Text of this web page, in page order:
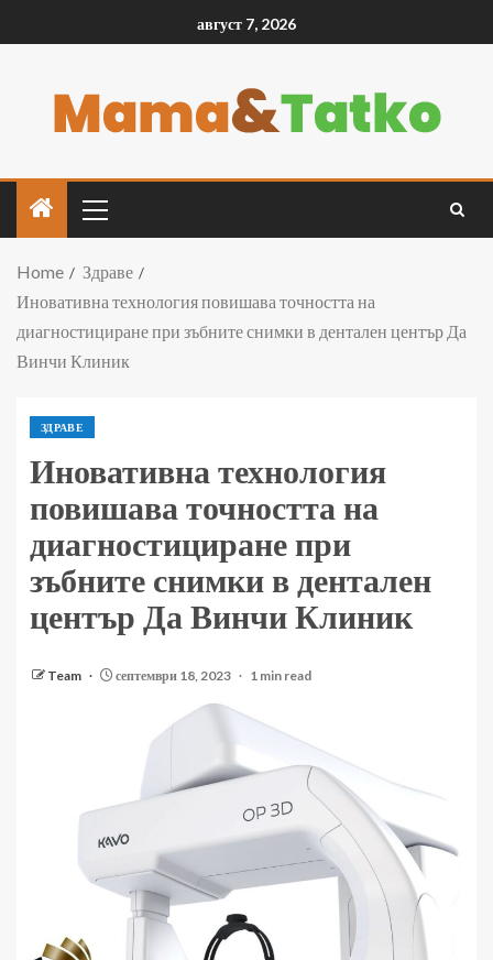
август 7, 2026
Home
Здраве
Иновативна технология повишава точността на
диагностициране при зъбните снимки в дентален център Да
Винчи Клиник
ЗДРАВЕ
Иновативна технология
повишава точността на
диагностициране при
зъбните снимки в дентален
център Да Винчи Клиник
Team септември 18, 2023 1 min read